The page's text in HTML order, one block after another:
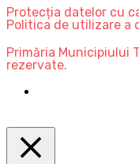
Protecția datelor cu
Politica de utilizare a
Primăria Municipiului
rezervate.